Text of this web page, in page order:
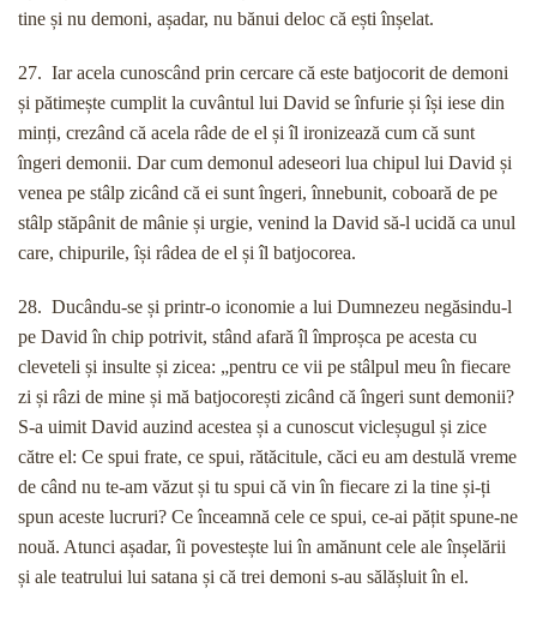
tine și nu demoni, așadar, nu bănui deloc că ești înșelat.
27. Iar acela cunoscând prin cercare că este batjocorit de demoni
și pătimește cumplit la cuvântul lui David se înfurie și își iese din
minți, crezând că acela râde de el și îl ironizează cum că sunt
îngeri demonii. Dar cum demonul adeseori lua chipul lui David și
venea pe stâlp zicând că ei sunt îngeri, înnebunit, coboară de pe
stâlp stăpânit de mânie și urgie, venind la David să-l ucidă ca unul
care, chipurile, își râdea de el și îl batjocorea.
28. Ducându-se și printr-o iconomie a lui Dumnezeu negăsindu-l
pe David în chip potrivit, stând afară îl împroșca pe acesta cu
cleveteli și insulte și zicea: „pentru ce vii pe stâlpul meu în fiecare
zi și râzi de mine și mă batjocorești zicând că îngeri sunt demonii?
S-a uimit David auzind acestea și a cunoscut vicleșugul și zice
către el: Ce spui frate, ce spui, rătăcitule, căci eu am destulă vreme
de când nu te-am văzut și tu spui că vin în fiecare zi la tine și-ți
spun aceste lucruri? Ce înceamnă cele ce spui, ce-ai pățit spune-ne
nouă. Atunci așadar, îi povestește lui în amănunt cele ale înșelării
și ale teatrului lui satana și că trei demoni s-au sălășluit în el.